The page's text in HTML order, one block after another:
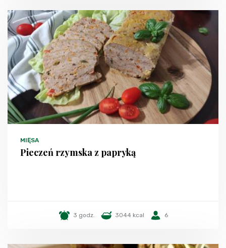
MIĘSA
Pieczeń rzymska z papryką
3 godz. 3044 kcal 6